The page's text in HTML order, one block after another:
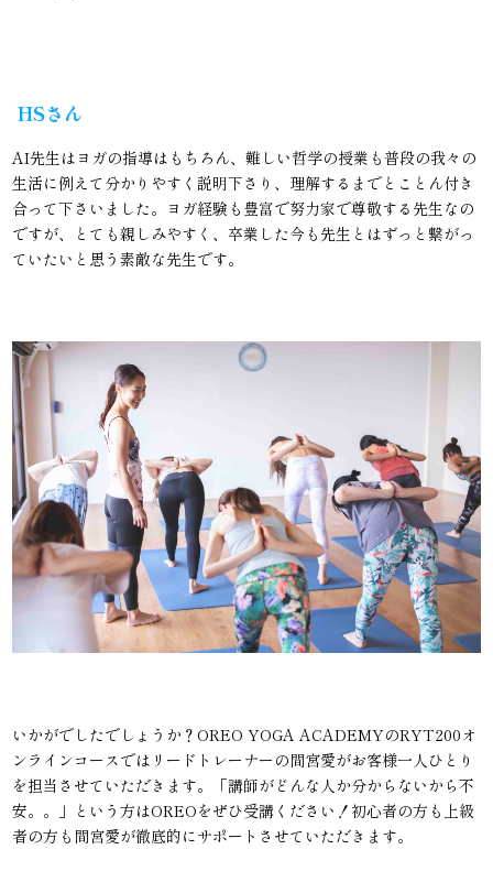
HSさん
AI先生はヨガの指導はもちろん、難しい哲学の授業も普段の我々の
生活に例えて分かりやすく説明下さり、理解するまでとことん付き
合って下さいました。ヨガ経験も豊富で努力家で尊敬する先生なの
ですが、とても親しみやすく、卒業した今も先生とはずっと繋がっ
ていたいと思う素敵な先生です。
いかがでしたでしょうか？OREO YOGA ACADEMYのRYT200オ
ンラインコースではリードトレーナーの間宮愛がお客様一人ひとり
を担当させていただきます。「講師がどんな人か分からないから不
安。。」という方はOREOをぜひ受講ください！初心者の方も上級
者の方も間宮愛が徹底的にサポートさせていただきます。